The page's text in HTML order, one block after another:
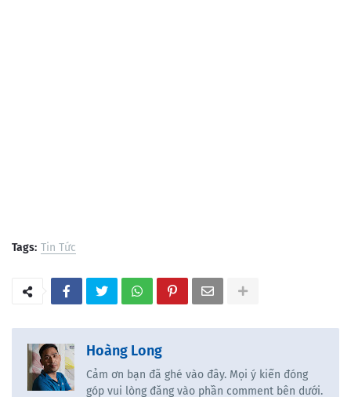
Tags: Tin Tức
Hoàng Long
Cảm ơn bạn đã ghé vào đây. Mọi ý kiến đóng
góp vui lòng đăng vào phần comment bên dưới.